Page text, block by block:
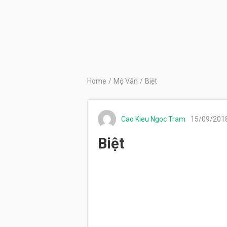
Home / Mộ Vân / Biệt
Cao Kieu Ngoc Tram 15/09/
Biệt